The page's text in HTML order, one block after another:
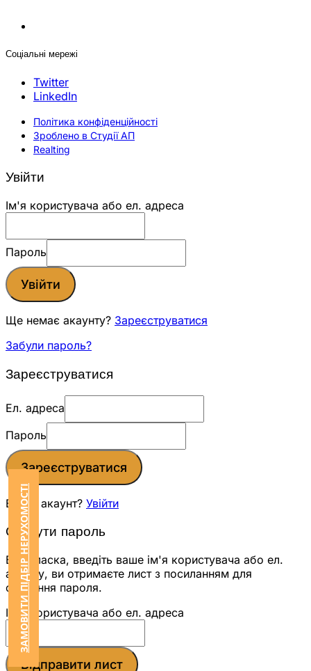
Соціальні мережі
Twitter
LinkedIn
Політика конфіденційності
Зроблено в Студії АП
Realting
ЗАМОВИТИ ПІДБІР НЕРУХОМОСТІ
Увійти
Ім'я користувача або ел. адреса
Пароль
Увійти
Ще немає акаунту? Зареєструватися
Забули пароль?
Зареєструватися
Ел. адреса
Пароль
Зареєструватися
Вже є акаунт? Увійти
Скинути пароль
Будь ласка, введіть ваше ім'я користувача або ел.
адресу, ви отримаєте лист з посиланням для
скидання пароля.
Ім'я користувача або ел. адреса
Відправити лист